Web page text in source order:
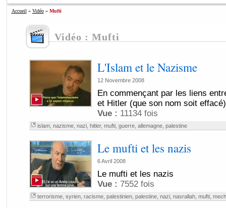
Accueil » Vidéo» Mufti
Vidéo : Mufti
L'Islam et le Nazisme
12 Novembre 2008
En commençant par les liens
et Hitler (que son nom soit
Vue : 11134 fois
islam, nazisme, nazi, hitler, mufti, guerre, allemagne, palestine
Le mufti et les nazis
6 Avril 2008
Le mufti et les nazis
Vue : 7552 fois
terrorisme, syrien, racisme, palestinien, palestine, nazi, nasrallah, mufti,